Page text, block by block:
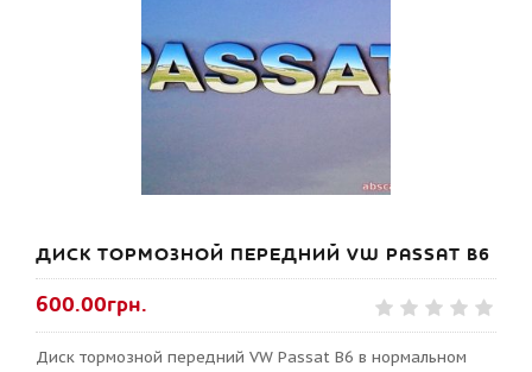
ДИСК ТОРМОЗНОЙ ПЕРЕДНИЙ VW PASSAT B6
600.00грн.
Диск тормозной передний VW Passat B6 в нормальном